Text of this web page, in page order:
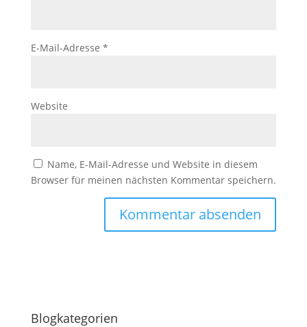
E-Mail-Adresse *
Website
Name, E-Mail-Adresse und Website in diesem
Browser für meinen nächsten Kommentar speichern.
Blogkategorien